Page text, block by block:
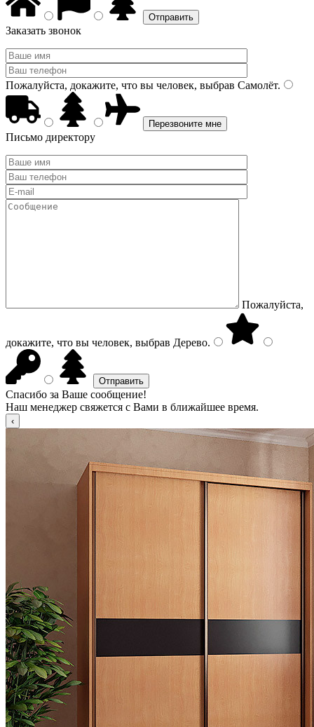
Заказать звонок
Пожалуйста, докажите, что вы человек, выбрав Самолёт.
Письмо директору
Пожалуйста,
докажите, что вы человек, выбрав Дерево.
Спасибо за Ваше сообщение!
Наш менеджер свяжется с Вами в ближайшее время.